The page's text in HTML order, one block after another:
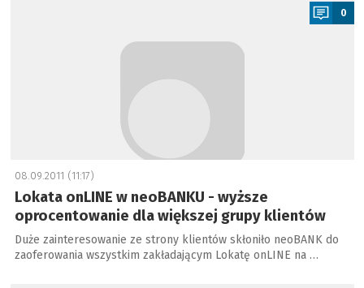
0
08.09.2011 (11:17)
Lokata onLINE w neoBANKU - wyższe
oprocentowanie dla większej grupy klientów
Duże zainteresowanie ze strony klientów skłoniło neoBANK do
zaoferowania wszystkim zakładającym Lokatę onLINE na …